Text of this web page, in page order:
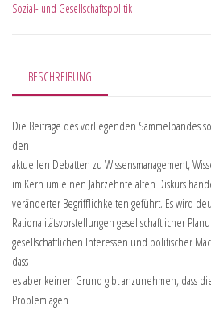
Sozial- und Gesellschaftspolitik
BESCHREIBUNG
Die Beiträge des vorliegenden Sammelbandes
den
aktuellen Debatten zu Wissensmanagement,
im Kern um einen Jahrzehnte alten Diskurs
veränderter Begrifflichkeiten geführt. Es wird
Rationalitätsvorstellungen gesellschaftlicher
gesellschaftlichen Interessen und politischer
dass
es aber keinen Grund gibt anzunehmen, dass
Problemlagen